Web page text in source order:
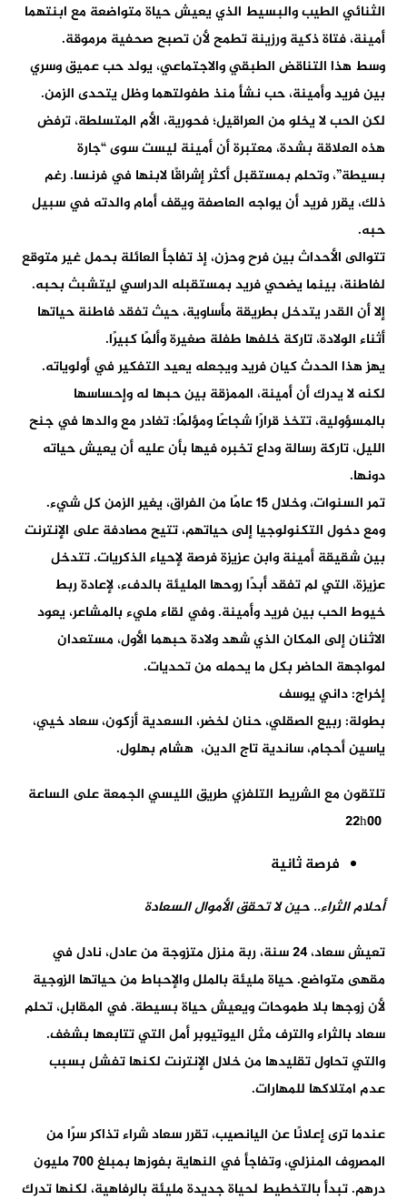
الثنائي الطيب والبسيط الذي يعيش حياة متواضعة مع ابنتهما
أمينة، فتاة ذكية ورزينة تطمح لأن تصبح صحفية مرموقة.
وسط هذا التناقض الطبقي والاجتماعي، يولد حب عميق وسري
بين فريد وأمينة، حب نشأ منذ طفولتهما وظل يتحدى الزمن.
لكن الحب لا يخلو من العراقيل؛ فحورية، الأم المتسلطة، ترفض
هذه العلاقة بشدة، معتبرة أن أمينة ليست سوى “جارة
بسيطة”، وتحلم بمستقبل أكثر إشراقًا لابنها في فرنسا. رغم
ذلك، يقرر فريد أن يواجه العاصفة ويقف أمام والدته في سبيل
حبه.
تتوالى الأحداث بين فرح وحزن، إذ تفاجأ العائلة بحمل غير متوقع
لفاطنة، بينما يضحي فريد بمستقبله الدراسي ليتشبث بحبه.
إلا أن القدر يتدخل بطريقة مأساوية، حيث تفقد فاطنة حياتها
أثناء الولادة، تاركة خلفها طفلة صغيرة وألمًا كبيرًا.
يهز هذا الحدث كيان فريد ويجعله يعيد التفكير في أولوياته.
لكنه لا يدرك أن أمينة، الممزقة بين حبها له وإحساسها
بالمسؤولية، تتخذ قرارًا شجاعًا ومؤلمًا: تغادر مع والدها في جنح
الليل، تاركة رسالة وداع تخبره فيها بأن عليه أن يعيش حياته
دونها.
تمر السنوات، وخلال 15 عامًا من الفراق، يغير الزمن كل شيء.
ومع دخول التكنولوجيا إلى حياتهم، تتيح مصادفة على الإنترنت
بين شقيقة أمينة وابن عزيزة فرصة لإحياء الذكريات. تتدخل
عزيزة، التي لم تفقد أبدًا روحها المليئة بالدفء، لإعادة ربط
خيوط الحب بين فريد وأمينة. وفي لقاء مليء بالمشاعر، يعود
الاثنان إلى المكان الذي شهد ولادة حبهما الأول، مستعدان
لمواجهة الحاضر بكل ما يحمله من تحديات.
إخراج: داني يوسف
بطولة: ربيع الصقلي، حنان لخضر، السعدية أزكون، سعاد خيي،
ياسين أحجام، ساندية تاج الدين، هشام بهلول.
تلتقون مع الشريط التلفزي طريق الليسي الجمعة على الساعة
فرصة ثانية
أحلام الثراء.. حين لا تحقق الأموال السعادة
تعيش سعاد، 24 سنة، ربة منزل متزوجة من عادل، نادل في
مقهى متواضع. حياة مليئة بالملل والإحباط من حياتها الزوجية
لأن زوجها بلا طموحات ويعيش حياة بسيطة. في المقابل، تحلم
سعاد بالثراء والترف مثل اليوتيوبر أمل التي تتابعها بشغف.
والتي تحاول تقليدها من خلال الإنترنت لكنها تفشل بسبب
عدم امتلاكها للمهارات.
عندما ترى إعلانًا عن اليانصيب، تقرر سعاد شراء تذاكر سرًا من
المصروف المنزلي، وتفاجأ في النهاية بفوزها بمبلغ 700 مليون
درهم. تبدأ بالتخطيط لحياة جديدة مليئة بالرفاهية، لكنها تدرك